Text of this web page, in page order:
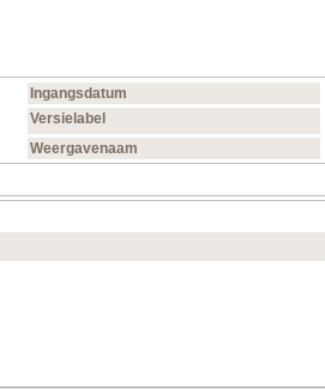
Ingangsdatum
Versielabel
Weergavenaam